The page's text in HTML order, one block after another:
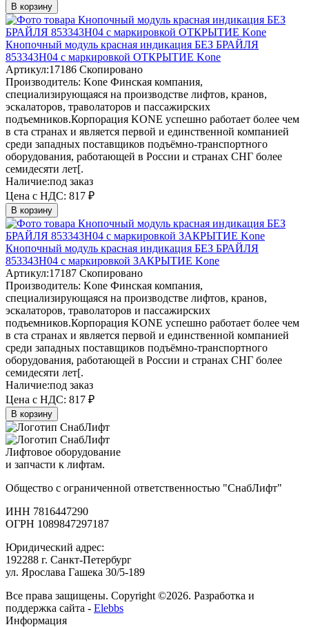
В корзину
Кнопочный модуль красная индикация БЕЗ БРАЙЛЯ
853343H04 с маркировкой ОТКРЫТИЕ Kone
Артикул:17186 Скопировано
Производитель: Kone Финская компания,
специализирующаяся на производстве лифтов, кранов,
эскалаторов, траволаторов и пассажирских
подъемников.Корпорация KONE успешно работает более чем
в ста странах и является первой и единственной компанией
среди западных поставщиков подъёмно-транспортного
оборудования, работающей в России и странах СНГ более
семидесяти лет[.
Наличие:под заказ
Цена с НДС: 817 ₽
В корзину
Кнопочный модуль красная индикация БЕЗ БРАЙЛЯ
853343H04 с маркировкой ЗАКРЫТИЕ Kone
Артикул:17187 Скопировано
Производитель: Kone Финская компания,
специализирующаяся на производстве лифтов, кранов,
эскалаторов, траволаторов и пассажирских
подъемников.Корпорация KONE успешно работает более чем
в ста странах и является первой и единственной компанией
среди западных поставщиков подъёмно-транспортного
оборудования, работающей в России и странах СНГ более
семидесяти лет[.
Наличие:под заказ
Цена с НДС: 817 ₽
В корзину
Лифтовое оборудование
и запчасти к лифтам.
Общество с ограниченной ответственностью "СнабЛифт"
ИНН 7816447290
ОГРН 1089847297187
Юридический адрес:
192288 г. Санкт-Петербург
ул. Ярослава Гашека 30/5-189
Все права защищены. Copyright ©2026. Разработка и
поддержка сайта - Elebbs
Информация